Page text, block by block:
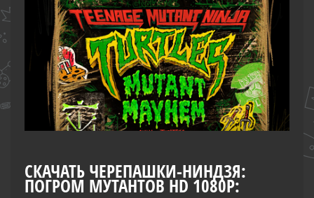
СКАЧАТЬ ЧЕРЕПАШКИ-НИНДЗЯ:
ПОГРОМ МУТАНТОВ HD 1080P: